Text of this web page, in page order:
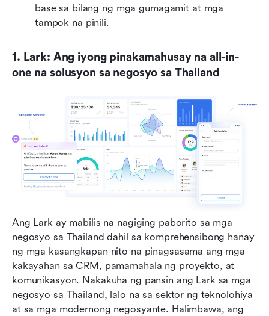
base sa bilang ng mga gumagamit at mga
tampok na pinili.
1. Lark: Ang iyong pinakamahusay na all-in-
one na solusyon sa negosyo sa Thailand
Ang Lark ay mabilis na nagiging paborito sa mga
negosyo sa Thailand dahil sa komprehensibong hanay
ng mga kasangkapan nito na pinagsasama ang mga
kakayahan sa CRM, pamamahala ng proyekto, at
komunikasyon. Nakakuha ng pansin ang Lark sa mga
negosyo sa Thailand, lalo na sa sektor ng teknolohiya
at sa mga modernong negosyante. Halimbawa, ang